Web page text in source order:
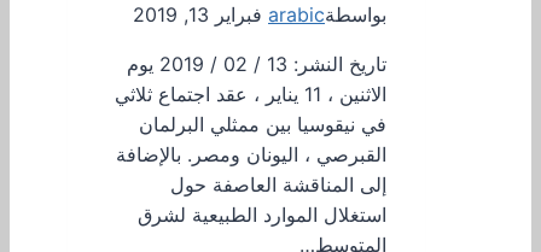
بواسطةarabic فبراير 13, 2019
تاريخ النشر: 13 / 02 / 2019 يوم
الاثنين ، 11 يناير ، عقد اجتماع ثلاثي
في نيقوسيا بين ممثلي البرلمان
القبرصي ، اليونان ومصر. بالإضافة
إلى المناقشة العاصفة حول
استغلال الموارد الطبيعية لشرق
المتوسط…